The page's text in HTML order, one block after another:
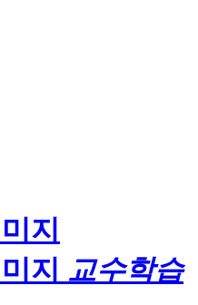
교수학습